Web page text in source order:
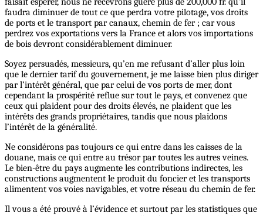
faudra diminuer de tout ce que perdra votre pilotage, vos droits
de ports et le transport par canaux, chemin de fer ; car vous
perdrez vos exportations vers la France et alors vos importations
de bois devront considérablement diminuer.
Soyez persuadés, messieurs, qu’en me refusant d’aller plus loin
que le dernier tarif du gouvernement, je me laisse bien plus diriger
par l’intérêt général, que par celui de vos ports de mer, dont
cependant la prospérité reflue sur tout le pays, et convenez que
ceux qui plaident pour des droits élevés, ne plaident que les
intérêts des grands propriétaires, tandis que nous plaidons
l’intérêt de la généralité.
Ne considérons pas toujours ce qui entre dans les caisses de la
douane, mais ce qui entre au trésor par toutes les autres veines.
Le bien-être du pays augmente les contributions indirectes, les
constructions augmentent le produit du foncier et les transports
alimentent vos voies navigables, et votre réseau du chemin de fer.
Il vous a été prouvé à l’évidence et surtout par les statistiques que